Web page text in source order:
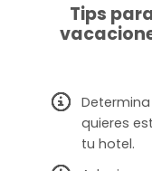
Tips
quieres
tu hotel.